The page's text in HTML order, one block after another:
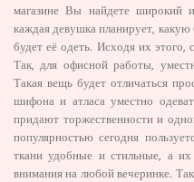
магазине Вы найдете широкий
каждая девушка планирует, какую
будет её одеть. Исходя их этого,
Так, для офисной работы,
Такая вещь будет отличаться
шифона и атласа уместно
придают торжественности и
популярностью сегодня
ткани удобные и стильные, а их
внимания на любой вечеринке.